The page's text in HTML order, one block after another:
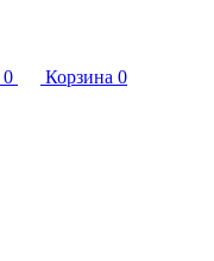
0 Корзина 0